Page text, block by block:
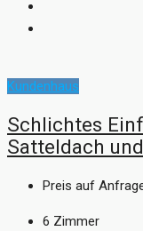
Kundenhaus
Schlichtes
Satteldach
Preis auf
6 Zimmer